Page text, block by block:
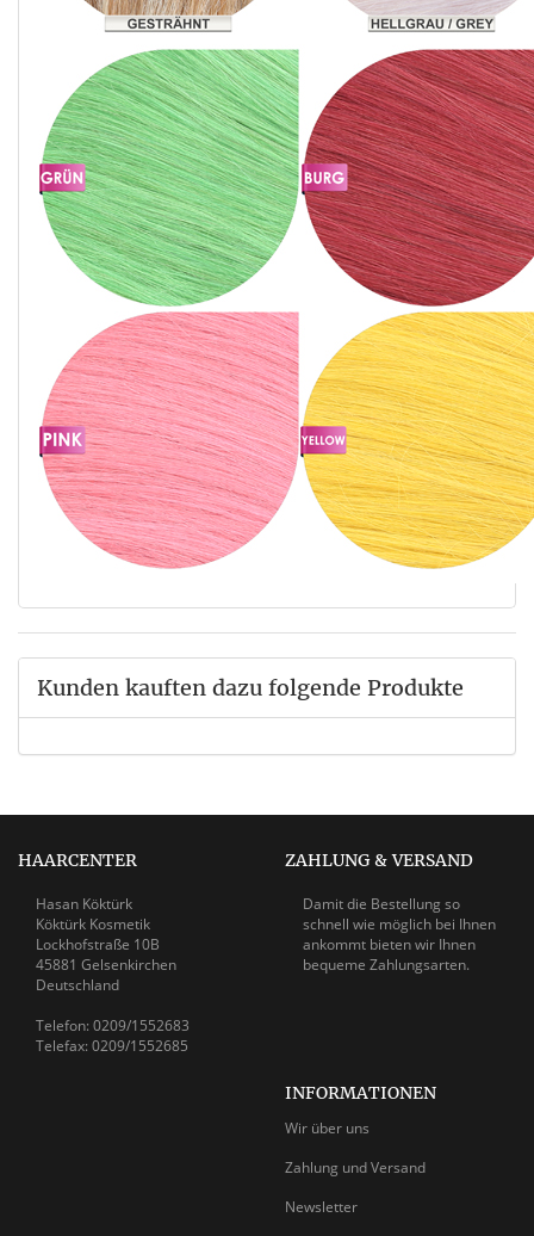
Kunden kauften dazu folgende Produkte
HAARCENTER
Hasan Köktürk
Köktürk Kosmetik
Lockhofstraße 10B
45881 Gelsenkirchen
Deutschland
Telefon: 0209/1552683
Telefax: 0209/1552685
ZAHLUNG & VERSAND
Damit die Bestellung so
schnell wie möglich bei Ihnen
ankommt bieten wir Ihnen
bequeme Zahlungsarten.
INFORMATIONEN
Wir über uns
Zahlung und Versand
Newsletter